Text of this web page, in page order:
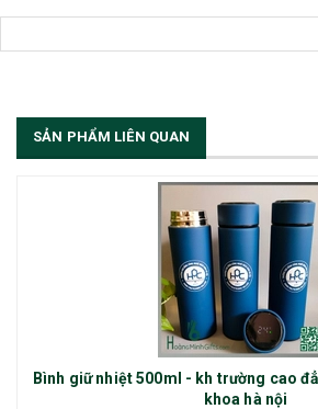
SẢN PHẨM LIÊN QUAN
Bình giữ nhiệt 500ml - kh trường cao
khoa hà nội